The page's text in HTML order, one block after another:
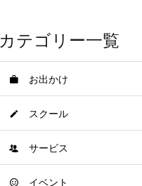
カテゴリー一覧
お出かけ
スクール
サービス
イベント